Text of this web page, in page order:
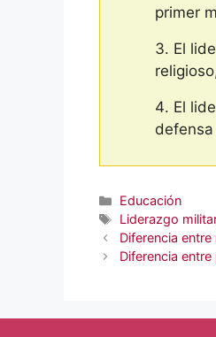
primer
El
El
Categorías
Educación
Etiquetas
Liderazgo
Diferencia
Diferencia